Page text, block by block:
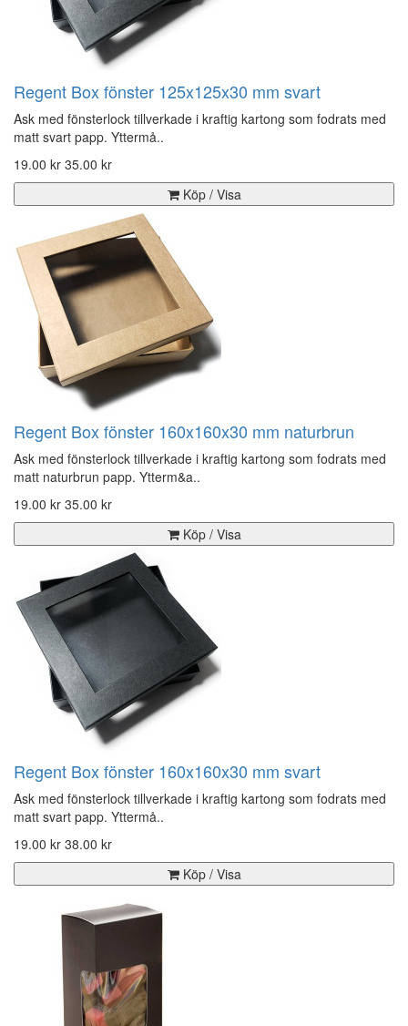
Regent Box fönster 125x125x30 mm svart
Ask med fönsterlock tillverkade i kraftig kartong som fodrats med
matt svart papp. Yttermå..
19.00 kr 35.00 kr
Köp / Visa
Regent Box fönster 160x160x30 mm naturbrun
Ask med fönsterlock tillverkade i kraftig kartong som fodrats med
matt naturbrun papp. Ytterm&a..
19.00 kr 35.00 kr
Köp / Visa
Regent Box fönster 160x160x30 mm svart
Ask med fönsterlock tillverkade i kraftig kartong som fodrats med
matt svart papp. Yttermå..
19.00 kr 38.00 kr
Köp / Visa